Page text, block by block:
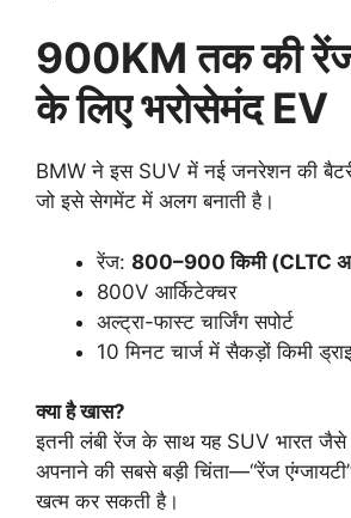
900KM तक की
के लिए भरोसेमंद EV
BMW ने इस SUV में नई जनरेशन की बैटरी
जो इसे सेगमेंट में अलग बनाती है।
रेंज: 800–900 किमी (CLTC
800V आर्किटेक्चर
अल्ट्रा-फास्ट चार्जिंग सपोर्ट
10 मिनट चार्ज में सैकड़ों किमी
क्या है खास?
इतनी लंबी रेंज के साथ यह SUV भारत
अपनाने की सबसे बड़ी चिंता—“रेंज
खत्म कर सकती है।